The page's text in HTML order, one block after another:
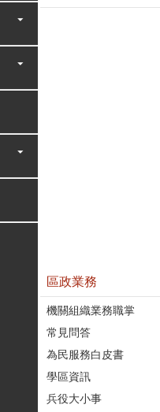
區政業務
機關組織業務職掌
常見問答
為民服務白皮書
學區資訊
兵役大小事